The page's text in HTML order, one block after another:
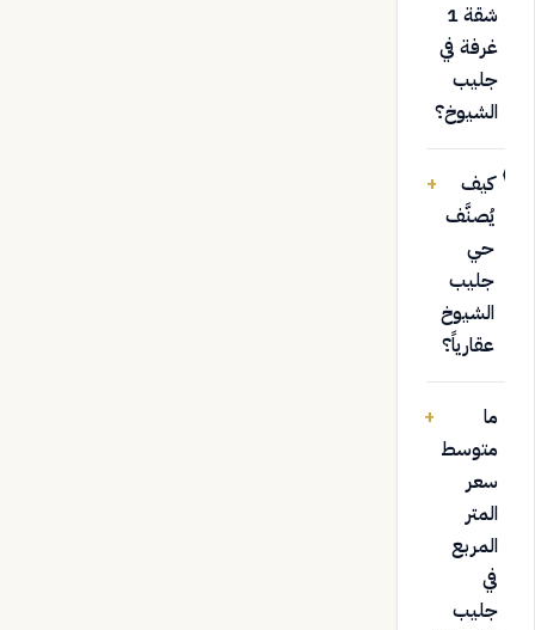
شقة 1
غرفة في
جليب
الشيوخ؟
كيف
يُصنَّف
حي
جليب
الشيوخ
عقارياً؟
+
ما
متوسط
سعر
المتر
المربع
في
جليب
+